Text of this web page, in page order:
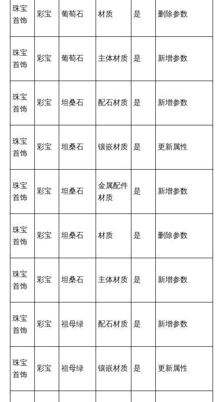
珠宝
首饰
彩宝 葡萄石 材质 是 删除参数
珠宝
首饰
彩宝 葡萄石 主体材质 是 新增参数
珠宝
首饰
彩宝 坦桑石 配石材质 是 新增参数
珠宝
首饰
彩宝 坦桑石 镶嵌材质 是 更新属性
珠宝
首饰
彩宝 坦桑石
金属配件
材质
是 新增参数
珠宝
首饰
彩宝 坦桑石 材质 是 删除参数
珠宝
首饰
彩宝 坦桑石 主体材质 是 新增参数
珠宝
首饰
彩宝 祖母绿 配石材质 是 新增参数
珠宝
首饰
彩宝 祖母绿 镶嵌材质 是 更新属性